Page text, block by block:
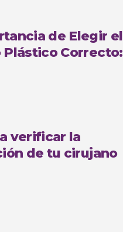
de Elegir el
Plástico Correcto:
Jhovana
verificar la
de tu cirujano
Antioquia